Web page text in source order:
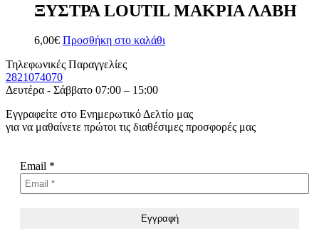
ΞΥΣΤΡΑ LOUTIL ΜΑΚΡΙΑ ΛΑΒΗ
6,00€ Προσθήκη στο καλάθι
Τηλεφωνικές Παραγγελίες
2821074070
Δευτέρα - Σάββατο 07:00 – 15:00
Εγγραφείτε στο Ενημερωτικό Δελτίο μας
για να μαθαίνετε πρώτοι τις διαθέσιμες προσφορές μας
Email *